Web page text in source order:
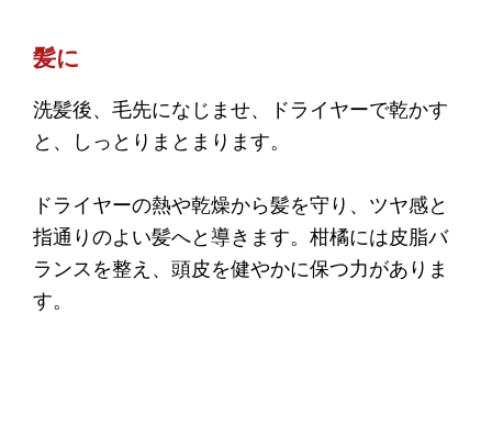
髪に
洗髪後、毛先になじませ、ドライヤーで乾かす
と、しっとりまとまります。
ドライヤーの熱や乾燥から髪を守り、ツヤ感と
指通りのよい髪へと導きます。柑橘には皮脂バ
ランスを整え、頭皮を健やかに保つ力がありま
す。